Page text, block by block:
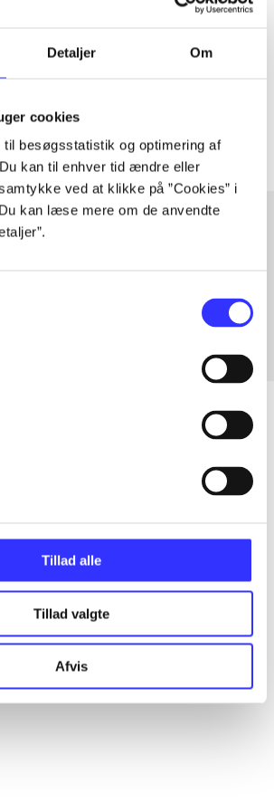
Detaljer Om
cookies
besøgsstatistik og optimering af
kan til enhver tid ændre eller
ved at klikke på ”Cookies” i
kan læse mere om de anvendte
Tillad alle
Tillad valgte
Afvis
ipsum dolor sit amet ...
fordelt på udgivelser